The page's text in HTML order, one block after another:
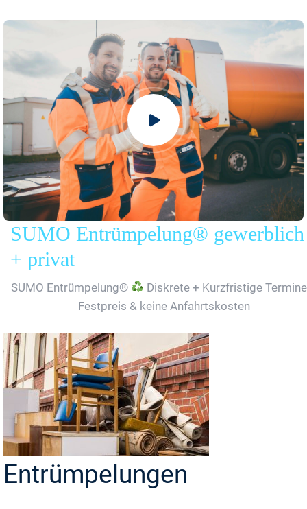
SUMO Entrümpelung® gewerblich
+ privat
SUMO Entrümpelung®
Diskrete + Kurzfristige
Festpreis & keine Anfahrtskosten
Entrümpelungen